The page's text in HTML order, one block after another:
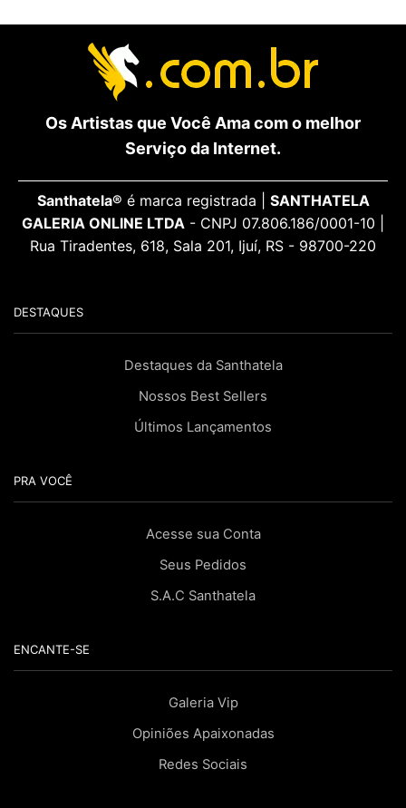
Os Artistas que Você Ama com o melhor
Serviço da Internet.
Santhatela® é marca registrada | SANTHATELA
GALERIA ONLINE LTDA - CNPJ 07.806.186/0001-10 |
Rua Tiradentes, 618, Sala 201, Ijuí, RS - 98700-220
DESTAQUES
Destaques da Santhatela
Nossos Best Sellers
Últimos Lançamentos
PRA VOCÊ
Acesse sua Conta
Seus Pedidos
S.A.C Santhatela
ENCANTE-SE
Galeria Vip
Opiniões Apaixonadas
Redes Sociais